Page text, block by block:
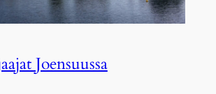
Joensuussa